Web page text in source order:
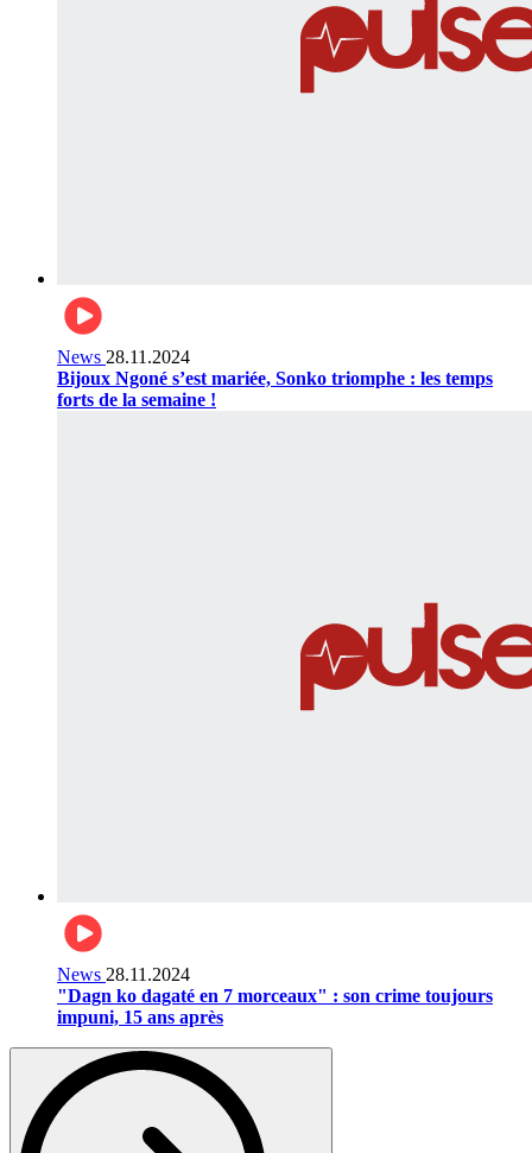
News 28.11.2024
Bijoux Ngoné s’est mariée, Sonko triomphe : les temps
forts de la semaine !
News 28.11.2024
"Dagn ko dagaté en 7 morceaux" : son crime toujours
impuni, 15 ans après